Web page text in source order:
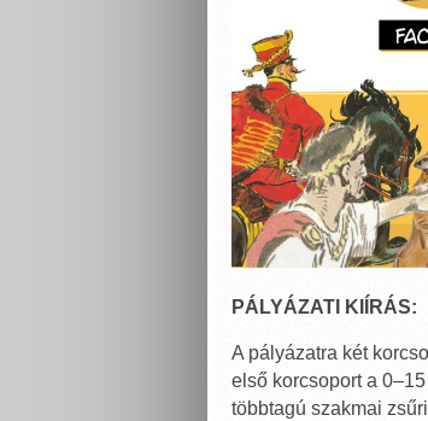
PÁLYÁZATI KIÍRÁS:
A pályázatra két
első korcsoport a
többtagú szakmai